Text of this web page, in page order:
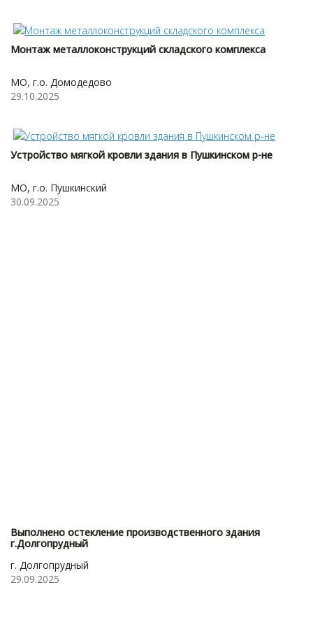
Монтаж металлоконструкций складского комплекса
МО, г.о. Домодедово
29.10.2025
Устройство мягкой кровли здания в Пушкинском р-не
МО, г.о. Пушкинский
30.09.2025
Выполнено остекление производственного здания
г.Долгопрудный
г. Долгопрудный
29.09.2025